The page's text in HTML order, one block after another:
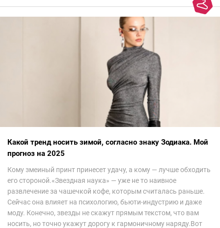
Какой тренд носить зимой, согласно знаку Зодиака. Мой
прогноз на 2025
Кому змеиный принт принесет удачу, а кому — лучше обходить
его стороной.«Звездная наука» — уже не то наивное
развлечение за чашечкой кофе, которым считалась раньше.
Сейчас она влияет на психологию, бьюти-индустрию и даже
моду. Конечно, звезды не скажут прямым текстом, что вам
носить, но точно укажут дорогу к гармоничному наряду.Вот